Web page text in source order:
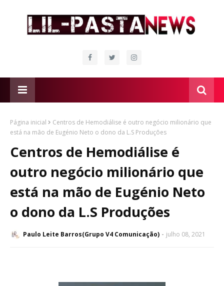
Página inicial
Centros de Hemodiálise é outro negócio milionário que
está na mão de Eugénio Neto o dono da L.S Produções
Centros de Hemodiálise é
outro negócio milionário que
está na mão de Eugénio Neto
o dono da L.S Produções
Paulo Leite Barros(Grupo V4 Comunicação) julho 08, 2021